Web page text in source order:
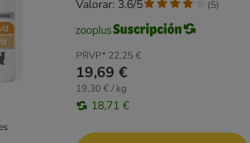
PRVP* 22,25 €
19,69 €
19,30 € / kg
18,71 €
Valorar: 3.6/5 (5)